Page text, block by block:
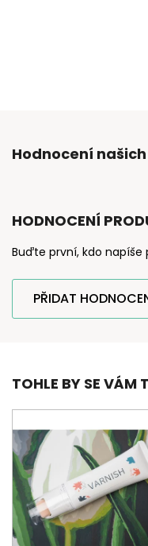
Hodnocení
HODNOCENÍ
Buďte první, kdo napíše
PŘIDAT
TOHLE BY SE VÁM